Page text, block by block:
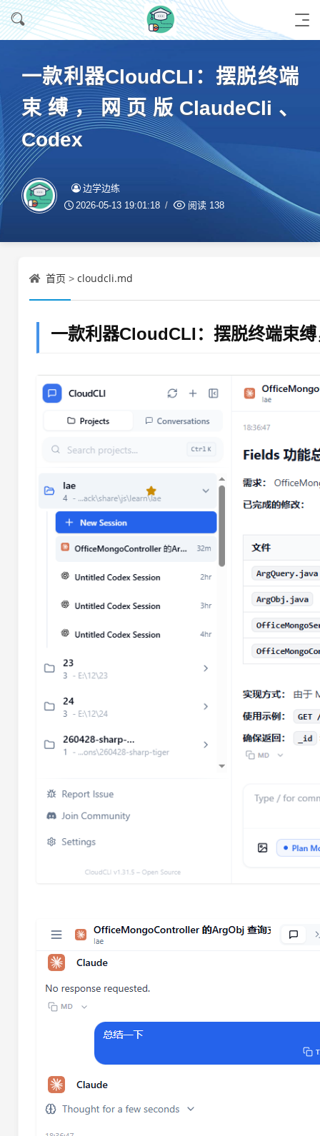
一款利器CloudCLI：摆脱终端
束缚，网页版ClaudeCli、
Codex
边学边练
2026-05-13 19:01:18 阅读 138
首页 > cloudcli.md
一款利器CloudCLI：摆脱终端束